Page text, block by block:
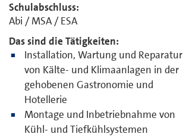
Schulabschluss:
Abi / MSA / ESA
Das sind die Tätigkeiten:
Installation, Wartung und Reparatur
von Kälte- und Klimaanlagen in der
gehobenen Gastronomie und
Hotellerie
Montage und Inbetriebnahme von
Kühl- und Tiefkühlsystemen